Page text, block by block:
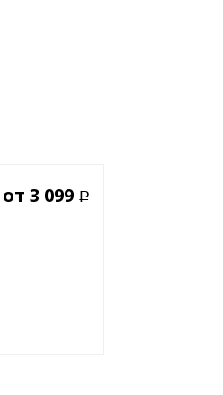
от 3 099 Р